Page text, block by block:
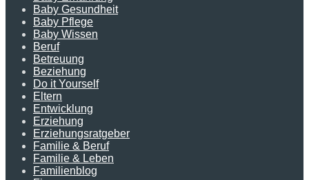
Baby Gesundheit
Baby Pflege
Baby Wissen
Beruf
Betreuung
Beziehung
Do it Yourself
Eltern
Entwicklung
Erziehung
Erziehungsratgeber
Familie & Beruf
Familie & Leben
Familienblog